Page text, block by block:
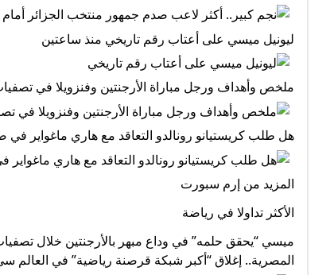
ليونيل ميسي على أعتاب رقم تاريخي منذ ساعتين
ملخص وأهداف ورجل مباراة الأرجنتين وفنزويلا في تصفيات
هل طلب كريستيانو رونالدو التعاقد مع هاري ماغواير
المزيد من إرم سبورت
الأكثر تداولا في رياضة
المصرية.. إغلاق “أكبر شبكة قرصنة رياضية” في العالم سي ان